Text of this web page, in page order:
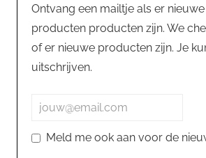
Ontvang een mailtje als er
producten producten zijn. We
of er nieuwe producten zijn. Je
uitschrijven.
Meld me ook aan voor de